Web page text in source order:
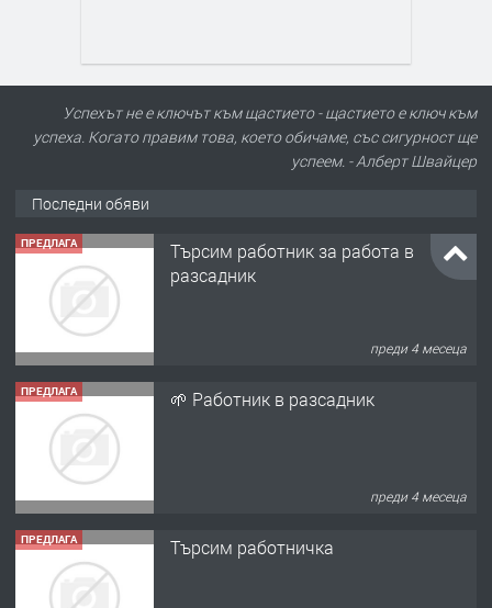
Успехът не е ключът към щастието - щастието е ключ към
успеха. Когато правим това, което обичаме, със сигурност ще
успеем. - Алберт Швайцер
Последни обяви
ПРЕДЛАГА
Търсим работник за работа в
разсадник
преди 4 месеца
ПРЕДЛАГА 🌱 Работник в разсадник
преди 4 месеца
ПРЕДЛАГА Търсим работничка